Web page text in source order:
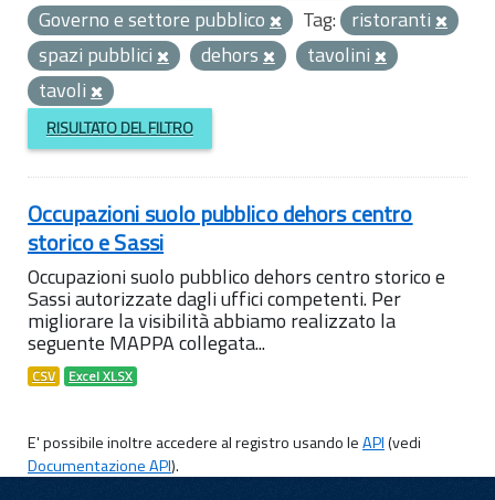
Governo e settore pubblico
Tag: ristoranti
spazi pubblici
dehors
tavolini
tavoli
RISULTATO DEL FILTRO
Occupazioni suolo pubblico dehors centro
storico e Sassi
Occupazioni suolo pubblico dehors centro storico e
Sassi autorizzate dagli uffici competenti. Per
migliorare la visibilità abbiamo realizzato la
seguente MAPPA collegata...
CSV Excel XLSX
E' possibile inoltre accedere al registro usando leAPI(vedi
Documentazione API).